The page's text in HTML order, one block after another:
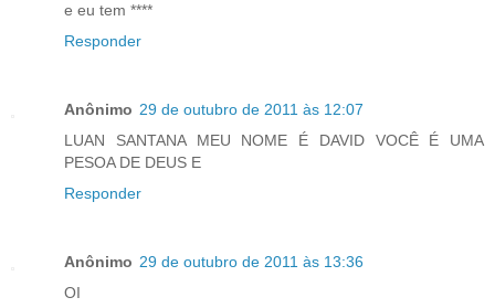
e eu tem ****
Responder
Anônimo 29 de outubro de 2011 às 12:07
LUAN SANTANA MEU NOME É DAVID VOCÊ É UMA
PESOA DE DEUS E
Responder
Anônimo 29 de outubro de 2011 às 13:36
OI